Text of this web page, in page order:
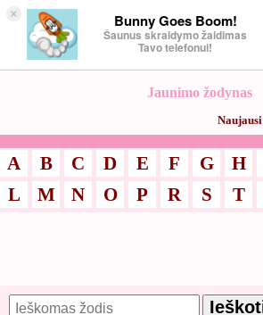
× Bunny Goes Boom!
Šaunus skraidymo žaidimas
Tavo telefonui!
Jaunimo žodynas
Naujausi
A B C D E F G H
L
M N O P R S T